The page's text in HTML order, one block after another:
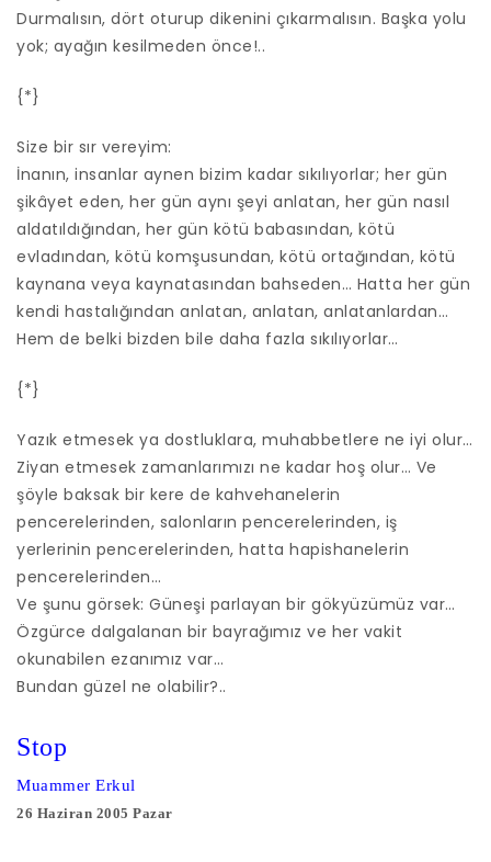
Durmalısın, dört oturup dikenini çıkarmalısın. Başka yolu
yok; ayağın kesilmeden önce!..
{*}
Size bir sır vereyim:
İnanın, insanlar aynen bizim kadar sıkılıyorlar; her gün
şikâyet eden, her gün aynı şeyi anlatan, her gün nasıl
aldatıldığından, her gün kötü babasından, kötü
evladından, kötü komşusundan, kötü ortağından, kötü
kaynana veya kaynatasından bahseden… Hatta her gün
kendi hastalığından anlatan, anlatan, anlatanlardan…
Hem de belki bizden bile daha fazla sıkılıyorlar…
{*}
Yazık etmesek ya dostluklara, muhabbetlere ne iyi olur…
Ziyan etmesek zamanlarımızı ne kadar hoş olur… Ve
şöyle baksak bir kere de kahvehanelerin
pencerelerinden, salonların pencerelerinden, iş
yerlerinin pencerelerinden, hatta hapishanelerin
pencerelerinden…
Ve şunu görsek: Güneşi parlayan bir gökyüzümüz var…
Özgürce dalgalanan bir bayrağımız ve her vakit
okunabilen ezanımız var…
Bundan güzel ne olabilir?..
Stop
Muammer Erkul
26 Haziran 2005 Pazar